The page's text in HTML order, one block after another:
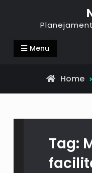
Menu
Home
Tag: